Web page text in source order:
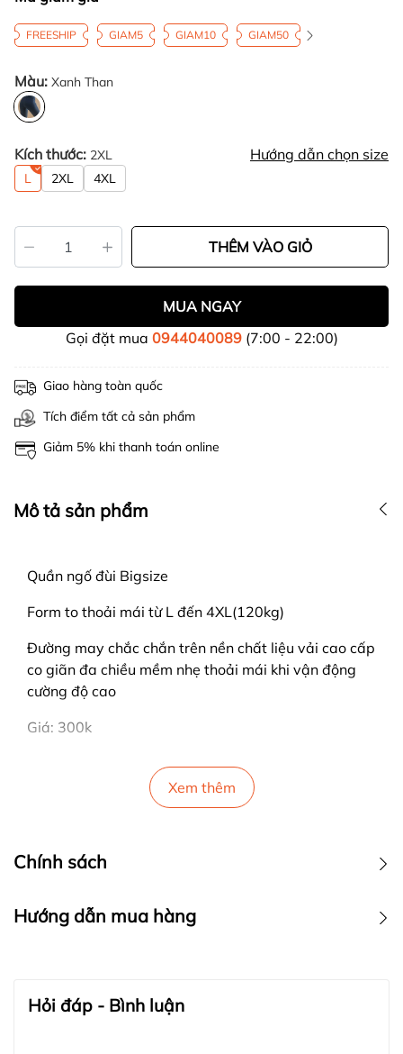
FREESHIP GIAM5 GIAM10 GIAM50
Màu: Xanh Than
Kích thước: 2XL Hướng dẫn chọn size
L 2XL 4XL
THÊM VÀO GIỎ
MUA NGAY
Gọi đặt mua 0944040089(7:00 - 22:00)
Giao hàng toàn quốc
Tích điểm tất cả sản phẩm
Giảm 5% khi thanh toán online
Mô tả sản phẩm
Quần ngố đùi Bigsize
Form to thoải mái từ L đến 4XL(120kg)
Đường may chắc chắn trên nền chất liệu vải cao cấp
co giãn đa chiều mềm nhẹ thoải mái khi vận động
cường độ cao
Giá: 300k
Xem thêm
Chính sách
Hướng dẫn mua hàng
Hỏi đáp - Bình luận